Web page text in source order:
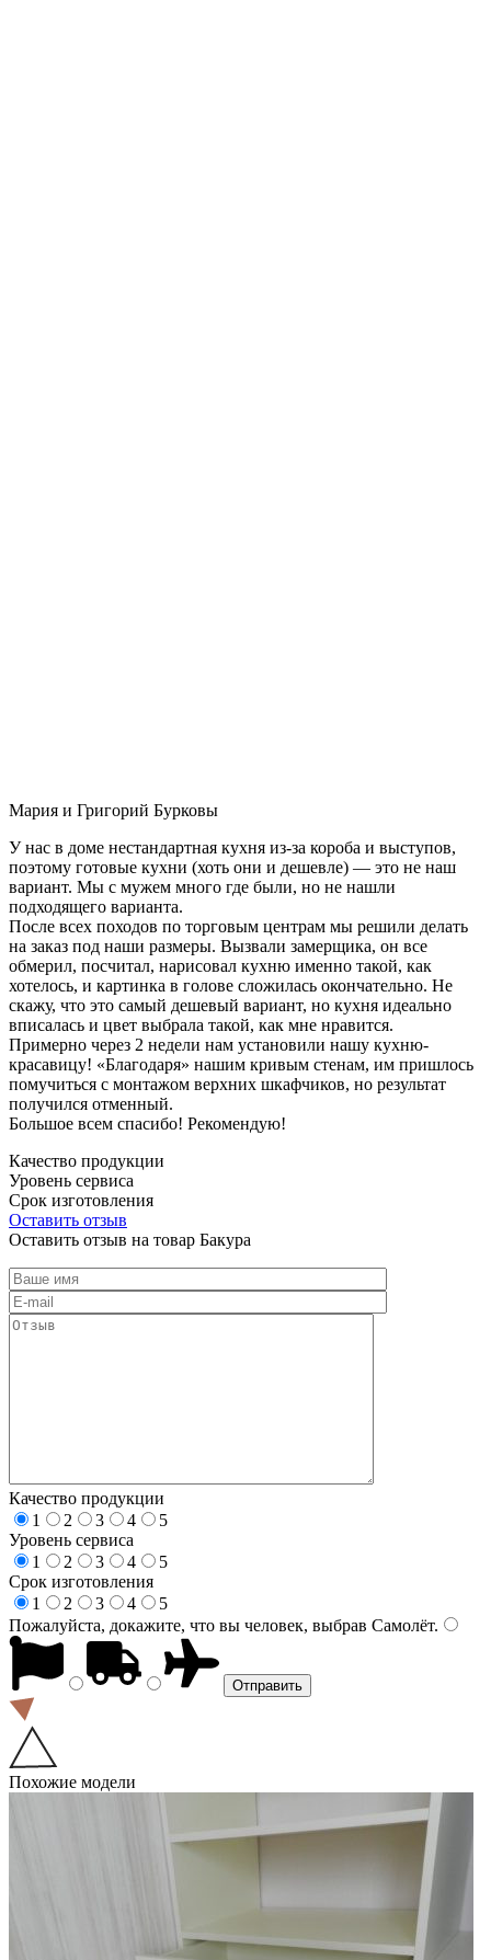
Мария и Григорий Бурковы
У нас в доме нестандартная кухня из-за короба и выступов,
поэтому готовые кухни (хоть они и дешевле) — это не наш
вариант. Мы с мужем много где были, но не нашли
подходящего варианта.
После всех походов по торговым центрам мы решили делать
на заказ под наши размеры. Вызвали замерщика, он все
обмерил, посчитал, нарисовал кухню именно такой, как
хотелось, и картинка в голове сложилась окончательно. Не
скажу, что это самый дешевый вариант, но кухня идеально
вписалась и цвет выбрала такой, как мне нравится.
Примерно через 2 недели нам установили нашу кухню-
красавицу! «Благодаря» нашим кривым стенам, им пришлось
помучиться с монтажом верхних шкафчиков, но результат
получился отменный.
Большое всем спасибо! Рекомендую!
Качество продукции
Уровень сервиса
Срок изготовления
Оставить отзыв
Оставить отзыв на товар Бакура
Качество продукции
1
2 3 4
5
Уровень сервиса
1
2 3 4
5
Срок изготовления
1
2 3 4
5
Пожалуйста, докажите, что вы человек, выбрав Самолёт.
Похожие модели